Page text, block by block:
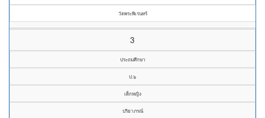
วัดพระพิเรนทร์
3
ประถมศึกษา
ป.๖
เด็กหญิง
ปริยาภรณ์